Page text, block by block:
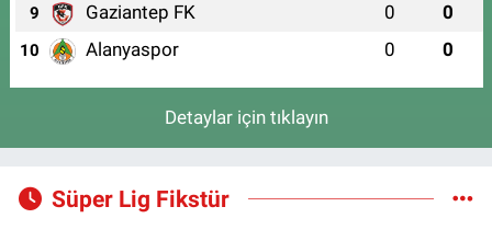
9 Gaziantep FK 0 0
10 Alanyaspor 0 0
Detaylar için tıklayın
Süper Lig Fikstür